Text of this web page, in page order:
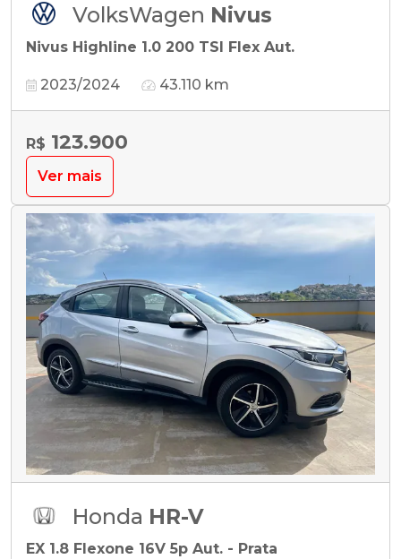
VolksWagen Nivus
Nivus Highline 1.0 200 TSI Flex Aut.
2023/2024 43.110 km
R$ 123.900
Ver mais
Honda HR-V
EX 1.8 Flexone 16V 5p Aut. - Prata